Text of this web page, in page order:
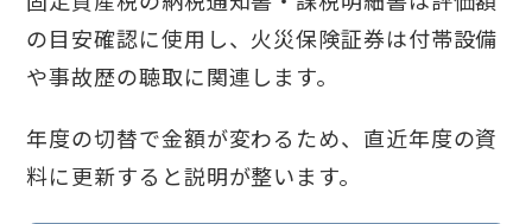
の目安確認に使用し、火災保険証券は付帯設備
や事故歴の聴取に関連します。
年度の切替で金額が変わるため、直近年度の資
料に更新すると説明が整います。